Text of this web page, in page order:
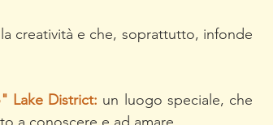
creatività e che, soprattutto, infonde
Lake District: un luogo speciale, che